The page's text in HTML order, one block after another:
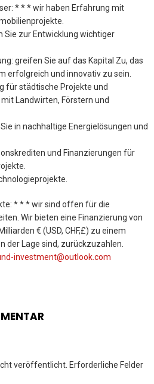
* * * wir haben Erfahrung mit
zur Entwicklung wichtiger
greifen Sie auf das Kapital Zu, das
erfolgreich und innovativ zu sein.
für städtische Projekte und
Landwirten, Förstern und
in nachhaltige Energielösungen und
und Finanzierungen für
* * * wir sind offen für die
Wir bieten eine Finanzierung von
€ (USD, CHF,£) zu einem
der Lage sind, zurückzuzahlen.
investment@outlook.com
veröffentlicht. Erforderliche Felder